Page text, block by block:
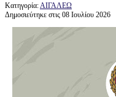
Κατηγορία: ΑΙΓΑΛΕΩ
Δημοσιεύτηκε στις 08 Ιουλίου 2026